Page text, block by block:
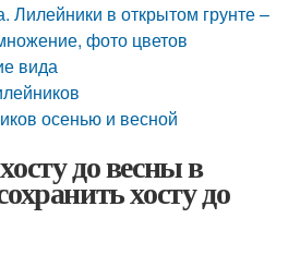
Лилейники в открытом грунте –
фото цветов
вида
осенью и весной
до весны в
хосту до